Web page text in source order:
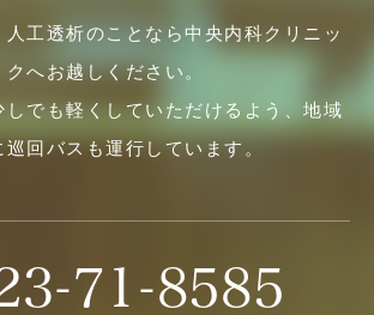
工透析のことなら中央内科クリニッ
クへお越しください。
でも軽くしていただけるよう、地域
巡回バスも運行しています。
71-8585